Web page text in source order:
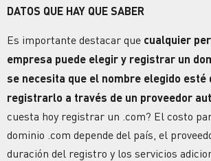
DATOS QUE HAY QUE SABER
Es importante destacar que cualquier
empresa puede elegir y registrar un
se necesita que el nombre elegido esté
registrarlo a través de un proveedor
cuesta hoy registrar un .com? El costo
dominio .com depende del país, el
duración del registro y los servicios